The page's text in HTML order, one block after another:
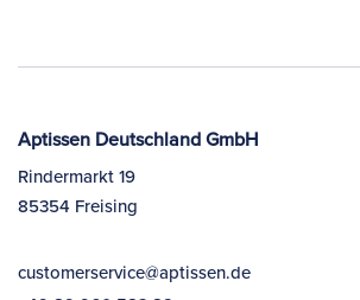
Aptissen Deutschland GmbH
Rindermarkt 19
85354 Freising
customerservice@aptissen.de